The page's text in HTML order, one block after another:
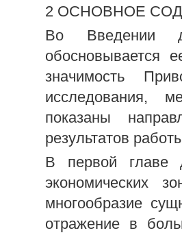
2 ОСНОВНОЕ
Во Введении
обосновывается
значимость
исследования,
показаны
результатов
В первой главе
экономических
многообразие
отражение в